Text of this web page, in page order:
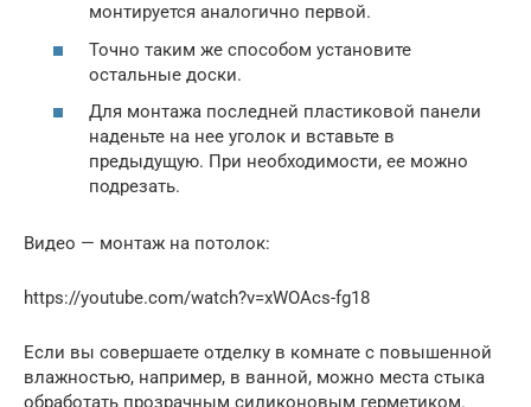
монтируется аналогично первой.
Точно таким же способом установите
остальные доски.
Для монтажа последней пластиковой панели
наденьте на нее уголок и вставьте в
предыдущую. При необходимости, ее можно
подрезать.
Видео — монтаж на потолок:
https://youtube.com/watch?v=xWOAcs-fg18
Если вы совершаете отделку в комнате с повышенной
влажностью, например, в ванной, можно места стыка
обработать прозрачным силиконовым герметиком.